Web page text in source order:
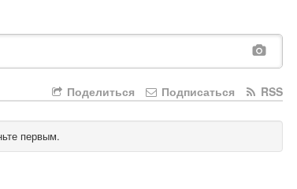
RSS
Подписаться
Поделиться
первым.